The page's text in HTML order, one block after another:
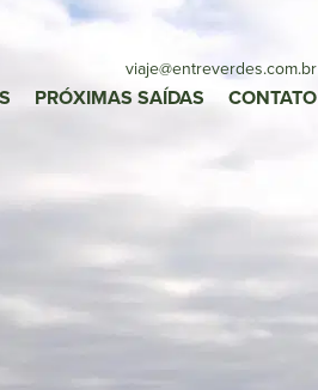
viaje@entreverdes.com.br
PRÓXIMAS SAÍDAS CONTATO